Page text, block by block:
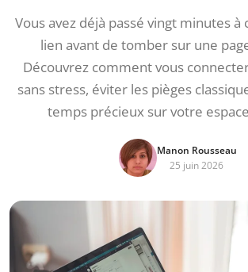
Vous avez déjà passé vingt minutes à
lien avant de tomber sur une
Découvrez comment vous
sans stress, éviter les pièges
temps précieux sur votre
Manon Rousseau
25 juin 2026